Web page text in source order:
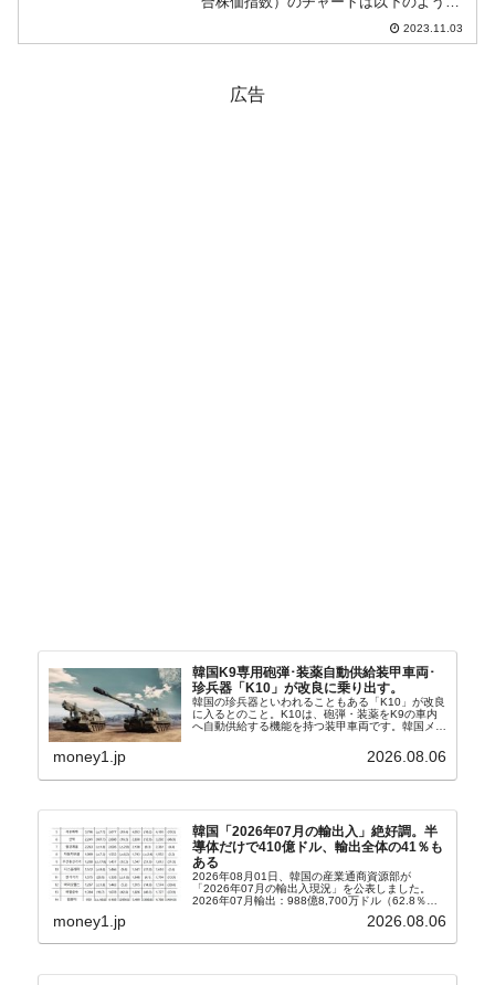
『Investing.com』より引用）。ローソク
2023.11.03
広告
韓国K9専用砲弾･装薬自動供給装甲車両･
珍兵器「K10」が改良に乗り出す。
韓国の珍兵器といわれることもある「K10」が改良
に入るとのこと。K10は、砲弾・装薬をK9の車内
へ自動供給する機能を持つ装甲車両です。韓国メデ
から以下に一部を引きます。2005年に初めて...
money1.jp 2026.08.06
韓国「2026年07月の輸出入」絶好調。半
導体だけで410億ドル、輸出全体の41％も
ある
2026年08月01日、韓国の産業通商資源部が
「2026年07月の輸出入現況」を公表しました。
2026年07月輸出：988億8,700万ドル（62.8％）
money1.jp 2026.08.06